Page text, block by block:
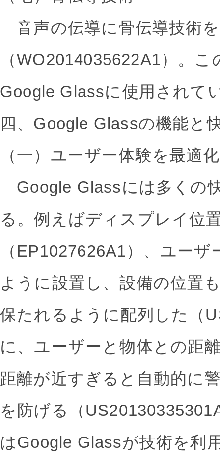
音声の伝導に骨伝導技術
（WO2014035622A1）。
Google Glassに使用されて
四、Google Glassの機能と
（一）ユーザー体験を最適
Google Glassには多くの
る。例えばディスプレイ位
（EP1027626A1）、ユー
ように設置し、設備の位置
保たれるように配列した（
に、ユーザーと物体との距
距離が近すぎると自動的に
を防げる（
はGoogle Glassが技術を利